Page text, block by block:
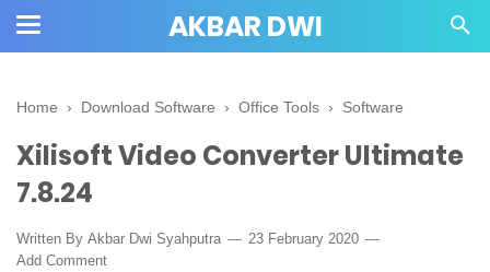
AKBAR DWI
Home › Download Software › Office Tools › Software
Xilisoft Video Converter Ultimate
7.8.24
Written By Akbar Dwi Syahputra
23 February 2020
Add Comment